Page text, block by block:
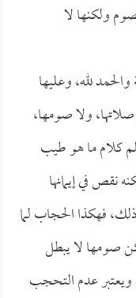
ولكنها لا
لله، وعليها
ولا صومها،
كلام ما هو طيب
نقص في إيمانها
فهكذا الحجاب لما
صومها لا يبطل
ويعتبر عدم التحجب